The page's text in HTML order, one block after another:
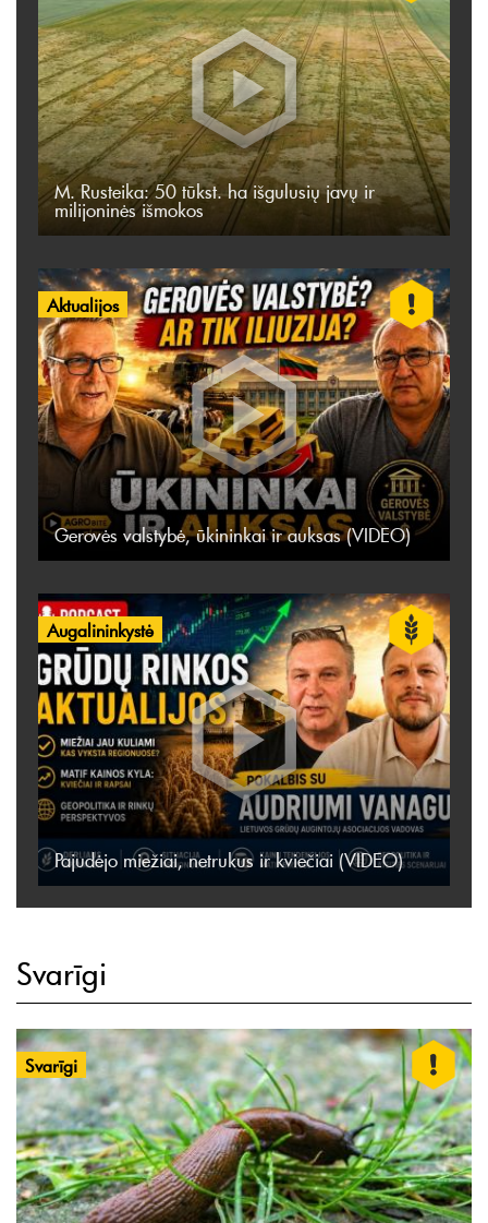
M. Rusteika: 50 tūkst. ha išgulusių javų ir
milijoninės išmokos
Aktualijos
Gerovės valstybė, ūkininkai ir auksas (VIDEO)
Augalininkystė
Pajudėjo miežiai, netrukus ir kviečiai (VIDEO)
Svarīgi
Svarīgi